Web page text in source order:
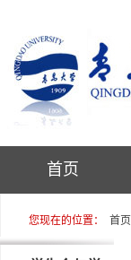
首页
您现在的位置： 首页